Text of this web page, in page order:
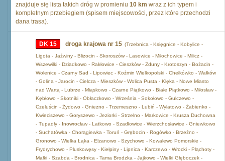
znajduje się lista takich dróg w promieniu 10 km wraz z ich typem i
kompletnym przebiegiem (spisem miejscowości, przez które przechodzi
dana trasa).
DK 15 droga krajowa nr 15 (Trzebnica - Księgnice - Kobylice -
Ligota - Jaźwiny - Blizocin - Skoroszów - Lasowice - Miłochowice - Milicz -
Wszewilki - Dziadkowo - Rakłowice - Cieszków - Zduny - Krotoszyn - Bożacin -
Wolenice - Czarny Sad - Lipowiec - Koźmin Wielkopolski - Chełkówko - Wałków
- Golina - Jarocin - Cielcza - Mieszków - Wolica Pusta - Klęka - Nowe Miasto
nad Wartą - Lubrze - Miąskowo - Czarne Piątkowo - Białe Piątkowo - Miłosław -
Kębłowo - Skotniki - Obłaczkowo - Września - Sokołowo - Gulczewo -
Czeluścin - Żydowo - Gniezno - Trzemeszno - Lubiń - Wylatowo - Żabienko -
Kwieciszewo - Goryszewo - Jeziorki - Strzelno - Markowice - Krusza Duchowna
- Tupadły - Inowrocław - Latkowo - Szadłowice - Wierzchosławice - Gniewkowo
- Suchatówka - Chorągiewka - Toruń - Grębocin - Rogówko - Brzeźno -
Gronowo - Wielka Łąka - Elzanowo - Szychowo - Kowalewo Pomorskie -
Frydrychowo - Pluskowęsy - Kiełpiny - Lipnica - Karczewo - Wrocki - Pląchoty -
Małki - Szabda - Brodnica - Tama Brodzka - Jajkowo - Wielki Głęboczek -